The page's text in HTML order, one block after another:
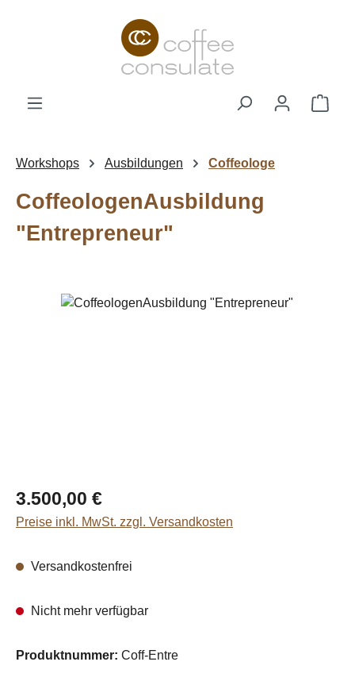
Zum Hauptinhalt springen
Workshops Ausbildungen Coffeologe
CoffeologenAusbildung
"Entrepreneur"
Bildergalerie überspringen
Regulärer Preis:
3.500,00 €
Preise inkl. MwSt. zzgl. Versandkosten
Versandkostenfrei
Nicht mehr verfügbar
Produktnummer: Coff-Entre